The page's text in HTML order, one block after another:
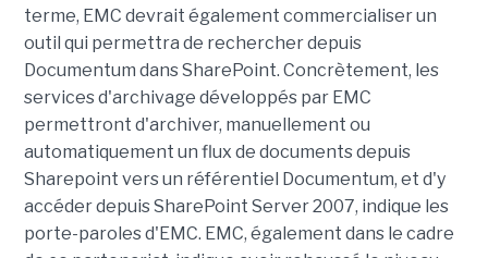
terme, EMC devrait également commercialiser un
outil qui permettra de rechercher depuis
Documentum dans SharePoint. Concrètement, les
services d'archivage développés par EMC
permettront d'archiver, manuellement ou
automatiquement un flux de documents depuis
Sharepoint vers un référentiel Documentum, et d'y
accéder depuis SharePoint Server 2007, indique les
porte-paroles d'EMC. EMC, également dans le cadre